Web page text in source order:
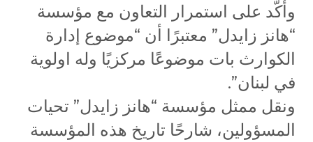
وأكّد على استمرار التعاون مع مؤسسة
“هانز زايدل” معتبرًا أن “موضوع إدارة
الكوارث بات موضوعًا مركزيًا وله اولوية
في لبنان”.
ونقل ممثل مؤسسة “هانز زايدل” تحيات
المسؤولين، شارحًا تاريخ هذه المؤسسة